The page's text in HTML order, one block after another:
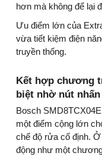
hơn mà không để lại
Ưu điểm lớn của
vừa tiết kiệm điện
truyền thống.
Kết hợp chương
biệt nhờ nút
Bosch
một điểm cộng lớn
chế độ rửa cố định.
động như một